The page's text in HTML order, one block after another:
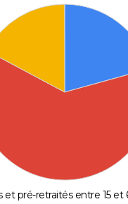
et pré-retraités entre 15 et